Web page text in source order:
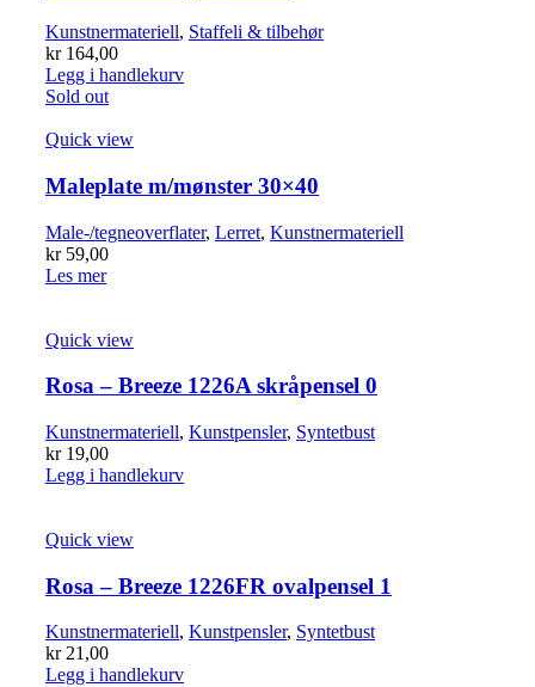
Kunstnermateriell, Staffeli & tilbehør
kr164,00
Legg i handlekurv
Sold out
Quick view
Maleplate m/mønster 30×40
Male-/tegneoverflater, Lerret, Kunstnermateriell
kr59,00
Les mer
Quick view
Rosa – Breeze 1226A skråpensel 0
Kunstnermateriell, Kunstpensler, Syntetbust
kr19,00
Legg i handlekurv
Quick view
Rosa – Breeze 1226FR ovalpensel 1
Kunstnermateriell, Kunstpensler, Syntetbust
kr21,00
Legg i handlekurv